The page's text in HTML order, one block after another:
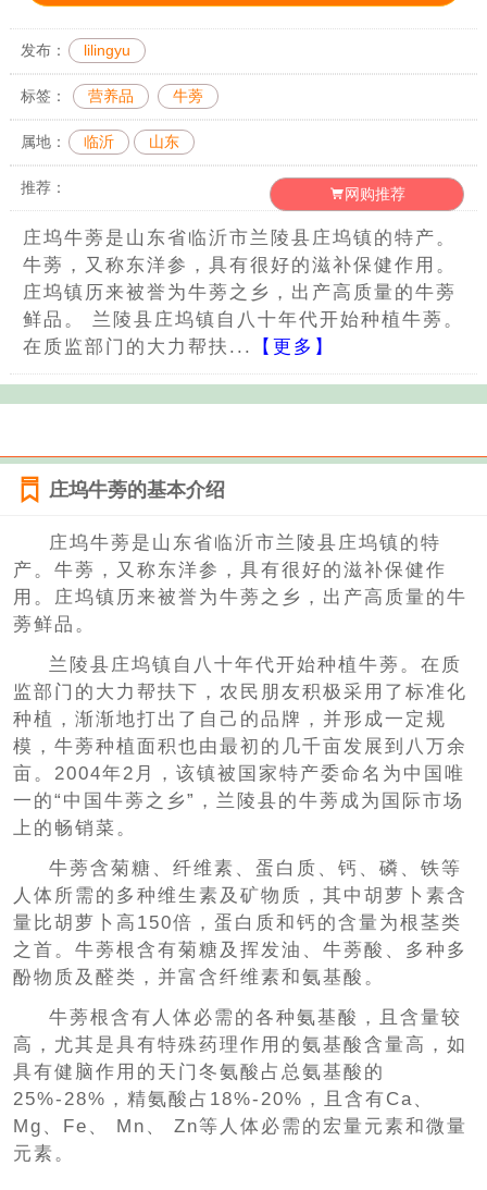
发布： lilingyu
标签： 营养品 牛蒡
属地： 临沂 山东
推荐： 网购推荐
庄坞牛蒡是山东省临沂市兰陵县庄坞镇的特产。
牛蒡，又称东洋参，具有很好的滋补保健作用。
庄坞镇历来被誉为牛蒡之乡，出产高质量的牛蒡
鲜品。 兰陵县庄坞镇自八十年代开始种植牛蒡。
在质监部门的大力帮扶...
【更多】
庄坞牛蒡的基本介绍
庄坞牛蒡是山东省临沂市兰陵县庄坞镇的特
产。牛蒡，又称东洋参，具有很好的滋补保健作
用。庄坞镇历来被誉为牛蒡之乡，出产高质量的牛
蒡鲜品。
兰陵县庄坞镇自八十年代开始种植牛蒡。在质
监部门的大力帮扶下，农民朋友积极采用了标准化
种植，渐渐地打出了自己的品牌，并形成一定规
模，牛蒡种植面积也由最初的几千亩发展到八万余
亩。2004年2月，该镇被国家特产委命名为中国唯
一的“中国牛蒡之乡”，兰陵县的牛蒡成为国际市场
上的畅销菜。
牛蒡含菊糖、纤维素、蛋白质、钙、磷、铁等
人体所需的多种维生素及矿物质，其中胡萝卜素含
量比胡萝卜高150倍，蛋白质和钙的含量为根茎类
之首。牛蒡根含有菊糖及挥发油、牛蒡酸、多种多
酚物质及醛类，并富含纤维素和氨基酸。
牛蒡根含有人体必需的各种氨基酸，且含量较
高，尤其是具有特殊药理作用的氨基酸含量高，如
具有健脑作用的天门冬氨酸占总氨基酸的
25%-28%，精氨酸占18%-20%，且含有Ca、
Mg、Fe、 Mn、 Zn等人体必需的宏量元素和微量
元素。